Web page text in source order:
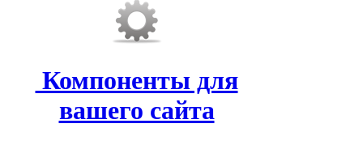
Компоненты для
вашего сайта